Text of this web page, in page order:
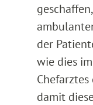
der
wie dies
damit